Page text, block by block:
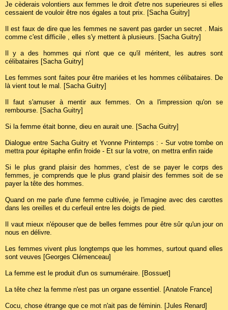
Je cèderais volontiers aux femmes le droit d'etre nos superieures si elles
cessaient de vouloir être nos égales a tout prix. [Sacha Guitry]
Il est faux de dire que les femmes ne savent pas garder un secret . Mais
comme c'est difficile , elles s'y mettent à plusieurs. [Sacha Guitry]
Il y a des hommes qui n'ont que ce qu'il méritent, les autres sont
célibataires [Sacha Guitry]
Les femmes sont faites pour être mariées et les hommes célibataires. De
là vient tout le mal. [Sacha Guitry]
Il faut s'amuser à mentir aux femmes. On a l'impression qu'on se
rembourse. [Sacha Guitry]
Si la femme était bonne, dieu en aurait une. [Sacha Guitry]
Dialogue entre Sacha Guitry et Yvonne Printemps : - Sur votre tombe on
mettra pour épitaphe enfin froide - Et sur la votre, on mettra enfin raide
Si le plus grand plaisir des hommes, c'est de se payer le corps des
femmes, je comprends que le plus grand plaisir des femmes soit de se
payer la tête des hommes.
Quand on me parle d'une femme cultivée, je l'imagine avec des carottes
dans les oreilles et du cerfeuil entre les doigts de pied.
Il vaut mieux n'épouser que de belles femmes pour être sûr qu'un jour on
nous en délivre.
Les femmes vivent plus longtemps que les hommes, surtout quand elles
sont veuves [Georges Clémenceau]
La femme est le produit d'un os surnuméraire. [Bossuet]
La tête chez la femme n'est pas un organe essentiel. [Anatole France]
Cocu, chose étrange que ce mot n'ait pas de féminin. [Jules Renard]